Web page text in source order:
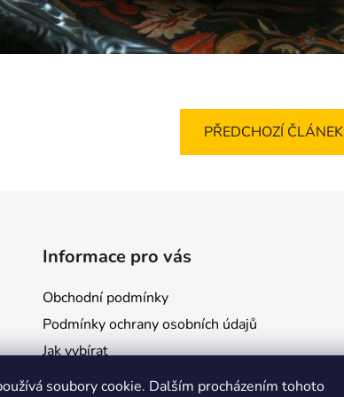
soubory cookie. Dalším procházením tohoto
PŘEDCHOZÍ ČLÁNEK
Informace pro vás
Obchodní podmínky
Podmínky ochrany osobních údajů
Jak vybírat